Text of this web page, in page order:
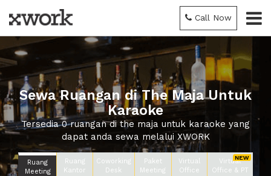
Call Now
Sewa Ruangan di The Maja Untuk
Karaoke
Tersedia 0 ruangan di the maja untuk karaoke yang
dapat anda sewa melalui XWORK
Ruang
Meeting
Ruang
Kantor
Coworking
Desk
Paket
Meeting
Virtual
Office
Virtual
Office & PT